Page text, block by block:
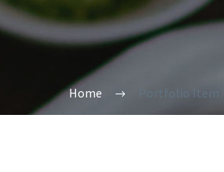
Home Portfolio Item